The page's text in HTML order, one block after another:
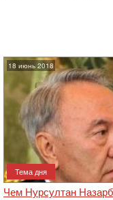
18 июнь 2018
Тема дня
Чем Нурсултан